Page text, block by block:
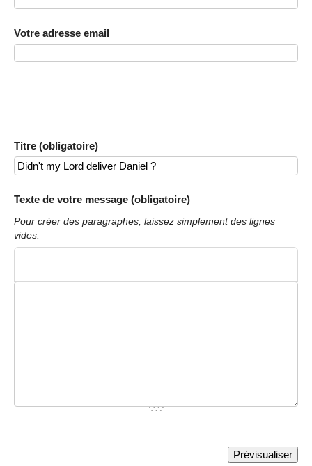
Votre adresse email
Titre (obligatoire)
Texte de votre message (obligatoire)
Pour créer des paragraphes, laissez simplement des lignes
vides.